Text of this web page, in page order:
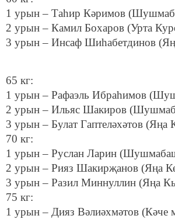
1 урын – Таһир Кәримов
2 урын – Камил Бохаров (Урта
3 урын – Инсаф Шиһабетдинов
65 кг:
1 урын – Рафаэль Ибраһимов
2 урын – Ильяс Шакиров
3 урын – Булат Гаптеләхәтов (Яңа
70 кг:
1 урын – Руслан Ларин
2 урын – Рияз Шакирҗанов (Яңа
3 урын – Разил Миннуллин (Яңа
75 кг:
1 урын – Дияз Вәлиәхмәтов (Кәче